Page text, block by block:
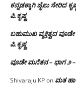
ಕನ್ನಡಕ್ಕಾಗಿ ಜೈಲು ಸೇರಿದ
ಪಿ.ಕೃಷ್ಣ
ಬಹುಮುಖ ವ್ಯಕ್ತಿತ್ವದ ವೂಡೇ
ಪಿ.ಕೃಷ್ಣ
ವೂಡೇ ಮನೆತನ – ಭಾಗ ೨ –
Shivaraju KPon ಮತ